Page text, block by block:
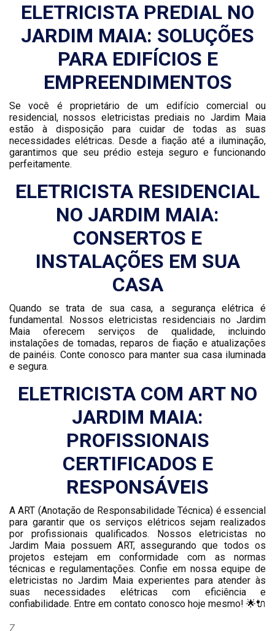
ELETRICISTA PREDIAL NO
JARDIM MAIA: SOLUÇÕES
PARA EDIFÍCIOS E
EMPREENDIMENTOS
Se você é proprietário de um edifício comercial ou
residencial, nossos eletricistas prediais no Jardim Maia
estão à disposição para cuidar de todas as suas
necessidades elétricas. Desde a fiação até a iluminação,
garantimos que seu prédio esteja seguro e funcionando
perfeitamente.
ELETRICISTA RESIDENCIAL
NO JARDIM MAIA:
CONSERTOS E
INSTALAÇÕES EM SUA
CASA
Quando se trata de sua casa, a segurança elétrica é
fundamental. Nossos eletricistas residenciais no Jardim
Maia oferecem serviços de qualidade, incluindo
instalações de tomadas, reparos de fiação e atualizações
de painéis. Conte conosco para manter sua casa iluminada
e segura.
ELETRICISTA COM ART NO
JARDIM MAIA:
PROFISSIONAIS
CERTIFICADOS E
RESPONSÁVEIS
A ART (Anotação de Responsabilidade Técnica) é essencial
para garantir que os serviços elétricos sejam realizados
por profissionais qualificados. Nossos eletricistas no
Jardim Maia possuem ART, assegurando que todos os
projetos estejam em conformidade com as normas
técnicas e regulamentações. Confie em nossa equipe de
eletricistas no Jardim Maia experientes para atender às
suas necessidades elétricas com eficiência e
confiabilidade. Entre em contato conosco hoje mesmo! 🌟🔌
Z